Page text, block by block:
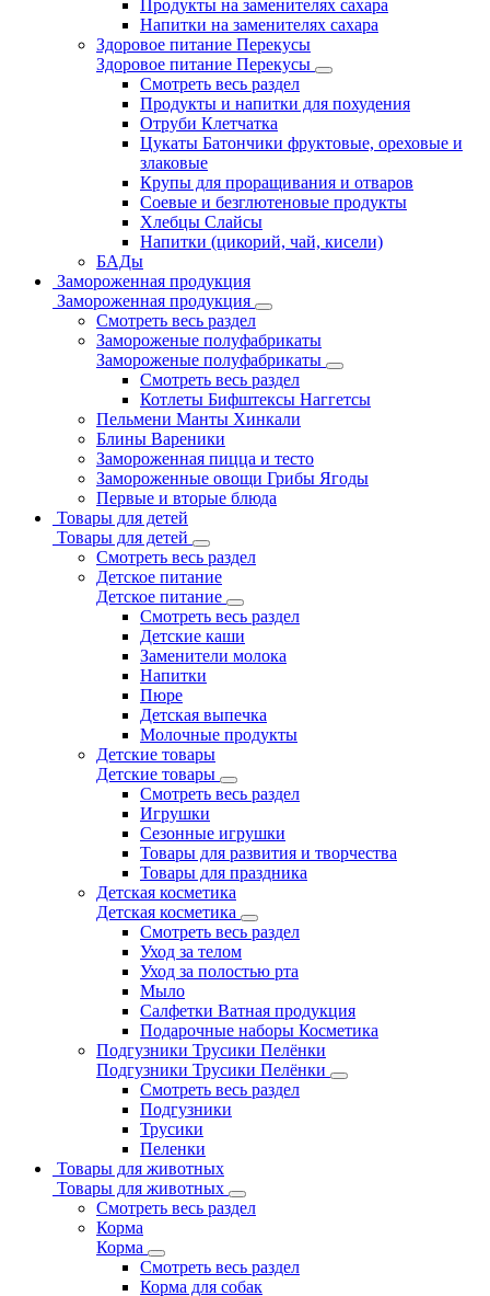
Продукты на заменителях сахара
Напитки на заменителях сахара
Здоровое питание Перекусы
Здоровое питание Перекусы
Смотреть весь раздел
Продукты и напитки для похудения
Отруби Клетчатка
Цукаты Батончики фруктовые, ореховые и
злаковые
Крупы для проращивания и отваров
Соевые и безглютеновые продукты
Хлебцы Слайсы
Напитки (цикорий, чай, кисели)
БАДы
Замороженная продукция
Замороженная продукция
Смотреть весь раздел
Замороженые полуфабрикаты
Замороженые полуфабрикаты
Смотреть весь раздел
Котлеты Бифштексы Наггетсы
Пельмени Манты Хинкали
Блины Вареники
Замороженная пицца и тесто
Замороженные овощи Грибы Ягоды
Первые и вторые блюда
Товары для детей
Товары для детей
Смотреть весь раздел
Детское питание
Детское питание
Смотреть весь раздел
Детские каши
Заменители молока
Напитки
Пюре
Детская выпечка
Молочные продукты
Детские товары
Детские товары
Смотреть весь раздел
Игрушки
Сезонные игрушки
Товары для развития и творчества
Товары для праздника
Детская косметика
Детская косметика
Смотреть весь раздел
Уход за телом
Уход за полостью рта
Мыло
Салфетки Ватная продукция
Подарочные наборы Косметика
Подгузники Трусики Пелёнки
Подгузники Трусики Пелёнки
Смотреть весь раздел
Подгузники
Трусики
Пеленки
Товары для животных
Товары для животных
Смотреть весь раздел
Корма
Корма
Смотреть весь раздел
Корма для собак